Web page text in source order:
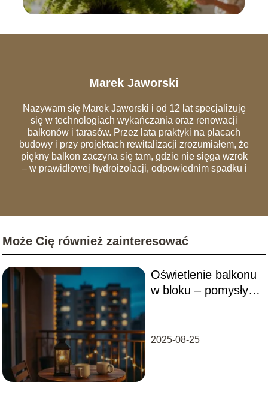
Marek Jaworski
Nazywam się Marek Jaworski i od 12 lat specjalizuję
się w technologiach wykańczania oraz renowacji
balkonów i tarasów. Przez lata praktyki na placach
budowy i przy projektach rewitalizacji zrozumiałem, że
piękny balkon zaczyna się tam, gdzie nie sięga wzrok
– w prawidłowej hydroizolacji, odpowiednim spadku i
remonty trzeba powtarzać co dwa sezony. Analizuję
kompozytowych i systemów wentylowanych, po
tradycyjną ceramikę. Moim celem jest edukowanie
"instagramowy", ale przede wszystkim trwały,
bezpieczny i zgodny z przepisami wspólnot
mieszkaniowych.
Może Cię również zainteresować
Oświetlenie balkonu
w bloku – pomysły i
2025-08-25